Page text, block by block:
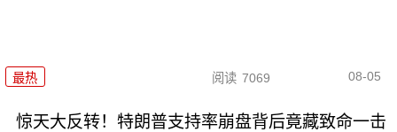
最热 阅读 7069 08-05
惊天大反转！特朗普支持率崩盘背后竟藏致命一击